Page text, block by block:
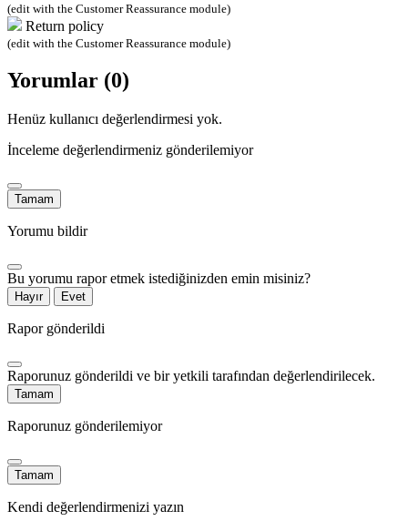
(edit with the Customer Reassurance module)
Return policy
(edit with the Customer Reassurance module)
Yorumlar (0)
Henüz kullanıcı değerlendirmesi yok.
İnceleme değerlendirmeniz gönderilemiyor
Tamam
Yorumu bildir
Bu yorumu rapor etmek istediğinizden emin misiniz?
Hayır Evet
Rapor gönderildi
Raporunuz gönderildi ve bir yetkili tarafından değerlendirilecek.
Tamam
Raporunuz gönderilemiyor
Tamam
Kendi değerlendirmenizi yazın